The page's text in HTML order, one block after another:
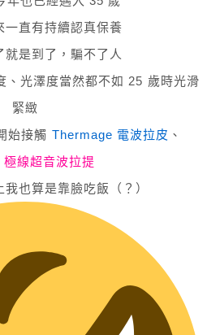
一直有持續認真保養
就是到了，騙不了人
、光澤度當然都不如 25 歲時光滑
緊緻
始接觸 Thermage 電波拉皮 、
線超音波拉提
也算是靠臉吃飯（？）